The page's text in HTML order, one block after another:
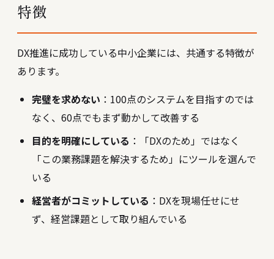
特徴
DX推進に成功している中小企業には、共通する特徴が
あります。
完璧を求めない ：100点のシステムを目指すのでは
なく、60点でもまず動かして改善する
目的を明確にしている ：「DXのため」ではなく
「この業務課題を解決するため」にツールを選んで
いる
経営者がコミットしている ：DXを現場任せにせ
ず、経営課題として取り組んでいる